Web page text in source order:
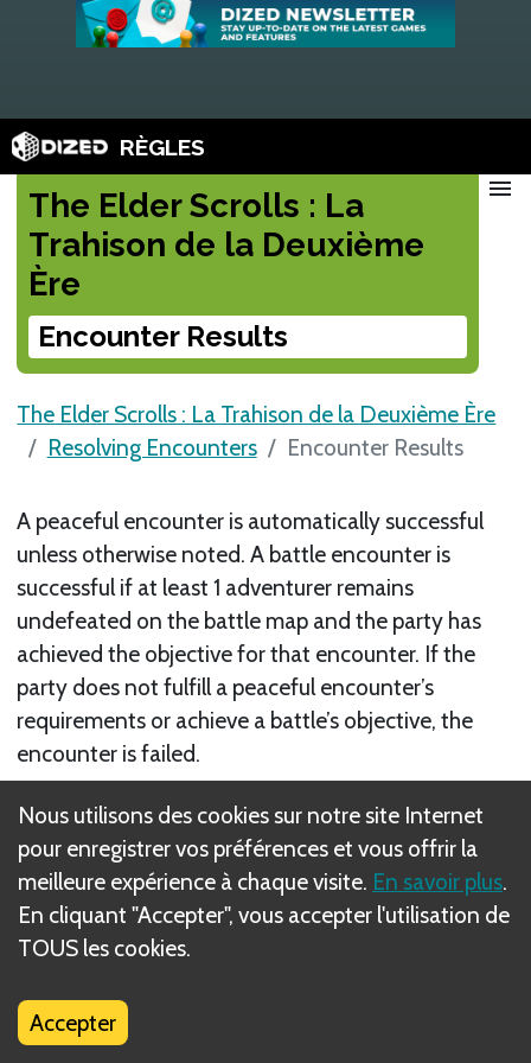
RÈGLES
The Elder Scrolls : La
Trahison de la Deuxième
Ère
Encounter Results
menu
The Elder Scrolls : La Trahison de la Deuxième Ère
Resolving Encounters
Encounter Results
A peaceful encounter is automatically successful
unless otherwise noted. A battle encounter is
successful if at least 1 adventurer remains
undefeated on the battle map and the party has
achieved the objective for that encounter. If the
party does not fulfill a peaceful encounter’s
requirements or achieve a battle’s objective, the
encounter is failed.
Suivant
Overland Encounter Example (Day 2)
Règle(s) connexe(s)
Encounter Phase Overview
Nous utilisons des cookies sur notre site Internet
pour enregistrer vos préférences et vous offrir la
meilleure expérience à chaque visite. En savoir plus.
En cliquant "Accepter", vous accepter l'utilisation de
TOUS les cookies.
Accepter